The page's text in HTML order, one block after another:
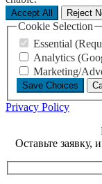
Accept All Reject
Cookie Selection
Essential
Analytics
Marketing/
Save Choices
Privacy Policy
Оставьте